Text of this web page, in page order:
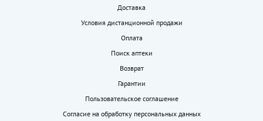
Доставка
Условия дистанционной продажи
Оплата
Поиск аптеки
Возврат
Гарантии
Пользовательское соглашение
Согласие на обработку персональных данных